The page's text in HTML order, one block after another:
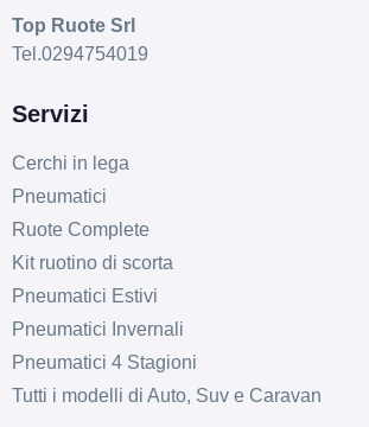
Top Ruote Srl
Tel.0294754019
Servizi
Cerchi in lega
Pneumatici
Ruote Complete
Kit ruotino di scorta
Pneumatici Estivi
Pneumatici Invernali
Pneumatici 4 Stagioni
Tutti i modelli di Auto, Suv e Caravan